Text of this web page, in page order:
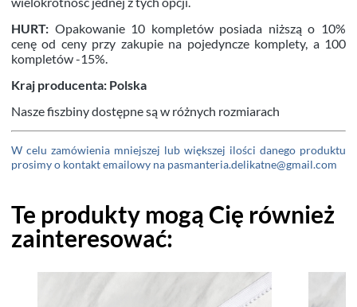
HURT: Opakowanie 10 kompletów posiada niższą o 10%
cenę od ceny przy zakupie na pojedyncze komplety, a 100
kompletów -15%.
Kraj producenta: Polska
Nasze fiszbiny dostępne są w różnych rozmiarach
W celu zamówienia mniejszej lub większej ilości danego produktu
prosimy o kontakt emailowy na pasmanteria.delikatne@gmail.com
Te produkty mogą Cię również
zainteresować: